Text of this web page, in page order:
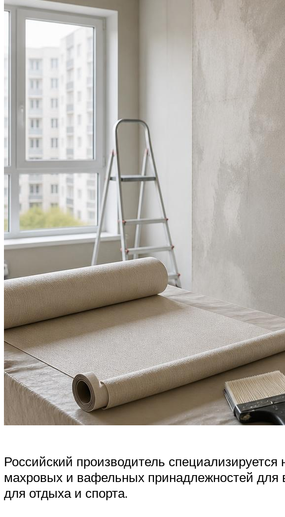
Российский производитель
махровых и вафельных принадлежностей для
для отдыха и спорта.